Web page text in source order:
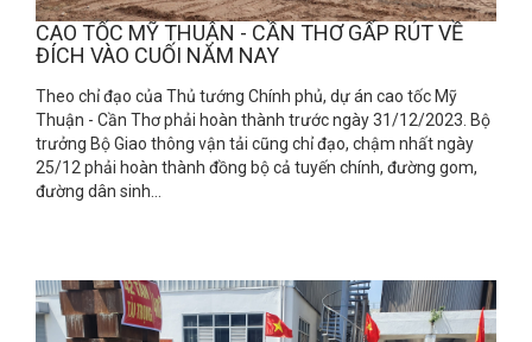
CAO TỐC MỸ THUẬN - CẦN THƠ GẤP RÚT VỀ
ĐÍCH VÀO CUỐI NĂM NAY
Theo chỉ đạo của Thủ tướng Chính phủ, dự án cao tốc Mỹ
Thuận - Cần Thơ phải hoàn thành trước ngày 31/12/2023. Bộ
trưởng Bộ Giao thông vận tải cũng chỉ đạo, chậm nhất ngày
25/12 phải hoàn thành đồng bộ cả tuyến chính, đường gom,
đường dân sinh...